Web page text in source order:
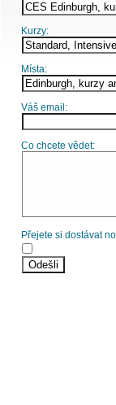
Kurzy:
Místa:
Váš email:
Co chcete vědet:
Přejete si dostávat